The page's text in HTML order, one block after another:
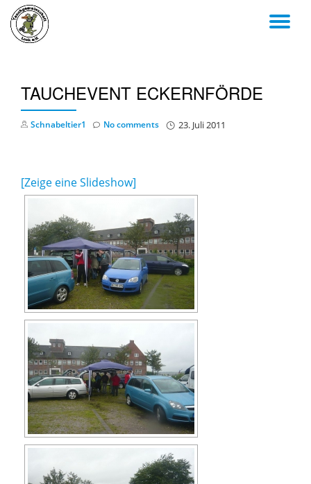
Skip
TAUCHEVENT ECKERNFÖRDE
Schnabeltier1 23. Juli 2011
No comments
[Zeige eine Slideshow]